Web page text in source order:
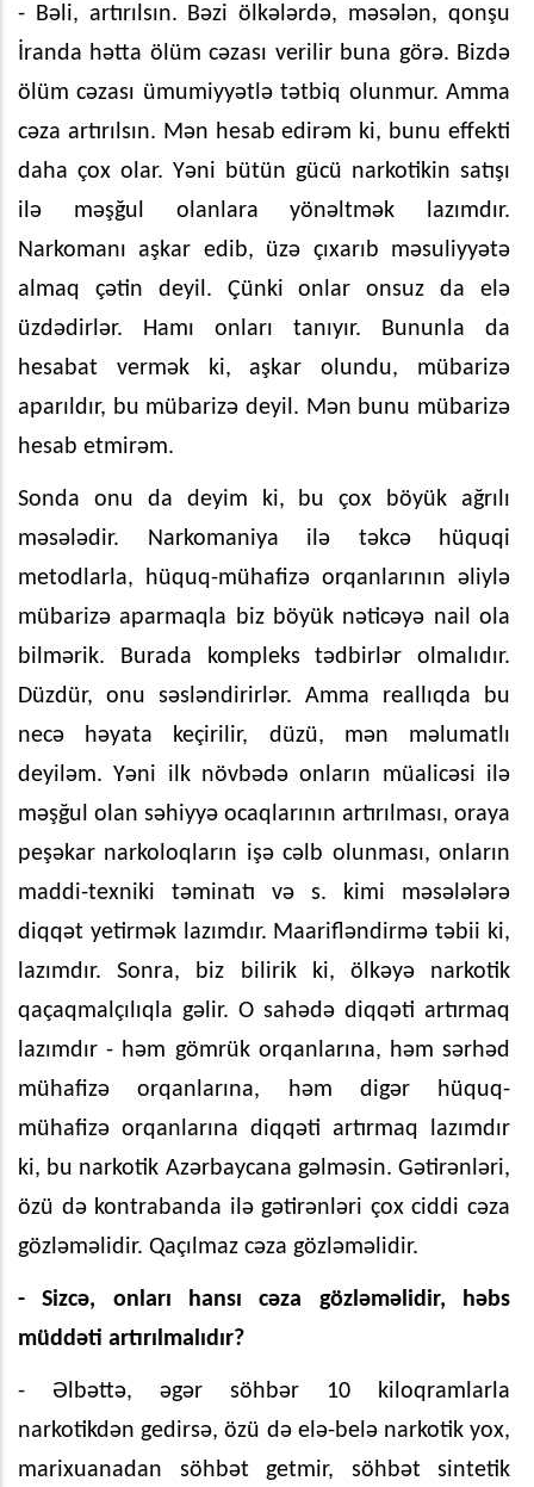
- Bəli, artırılsın. Bəzi ölkələrdə, məsələn, qonşu
İranda hətta ölüm cəzası verilir buna görə. Bizdə
ölüm cəzası ümumiyyətlə tətbiq olunmur. Amma
cəza artırılsın. Mən hesab edirəm ki, bunu effekti
daha çox olar. Yəni bütün gücü narkotikin satışı
ilə məşğul olanlara yönəltmək lazımdır.
Narkomanı aşkar edib, üzə çıxarıb məsuliyyətə
almaq çətin deyil.
Çünki onlar onsuz da elə
üzdədirlər. Hamı onları tanıyır. Bununla da
hesabat vermək ki, aşkar olundu, mübarizə
aparıldır, bu mübarizə deyil. Mən bunu mübarizə
hesab etmirəm.
Sonda onu da deyim ki, bu çox böyük ağrılı
məsələdir. Narkomaniya ilə təkcə hüquqi
metodlarla, hüquq-mühafizə orqanlarının əliylə
mübarizə aparmaqla biz böyük nəticəyə nail ola
bilmərik. Burada kompleks tədbirlər olmalıdır.
Düzdür, onu səsləndirirlər. Amma reallıqda bu
necə həyata keçirilir, düzü, mən məlumatlı
deyiləm. Yəni ilk növbədə onların müalicəsi ilə
məşğul olan səhiyyə ocaqlarının artırılması, oraya
peşəkar narkoloqların işə cəlb olunması, onların
maddi-texniki təminatı və s. kimi məsələlərə
diqqət yetirmək lazımdır. Maarifləndirmə təbii ki,
lazımdır. Sonra, biz bilirik ki, ölkəyə narkotik
qaçaqmalçılıqla gəlir. O sahədə diqqəti artırmaq
lazımdır - həm gömrük orqanlarına, həm sərhəd
mühafizə orqanlarına, həm digər hüquq-
mühafizə orqanlarına diqqəti artırmaq lazımdır
ki, bu narkotik Azərbaycana gəlməsin. Gətirənləri,
özü də kontrabanda ilə gətirənləri çox ciddi cəza
gözləməlidir. Qaçılmaz cəza gözləməlidir.
- Sizcə, onları hansı cəza gözləməlidir, həbs
müddəti artırılmalıdır?
- Əlbəttə, əgər söhbər 10 kiloqramlarla
narkotikdən gedirsə, özü də elə-belə narkotik yox,
marixuanadan söhbət getmir, söhbət sintetik